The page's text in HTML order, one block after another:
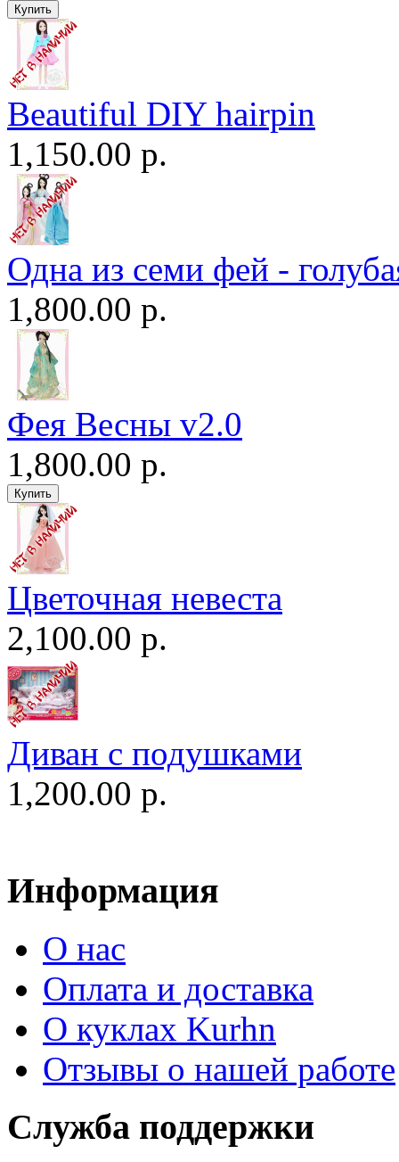
Beautiful DIY hairpin
1,150.00 р.
Одна из семи фей -
1,800.00 р.
Фея Весны v2.0
1,800.00 р.
Цветочная невеста
2,100.00 р.
Диван c подушками
1,200.00 р.
Информация
О нас
Оплата и доставка
О куклах Kurhn
Отзывы о нашей работе
Служба поддержки